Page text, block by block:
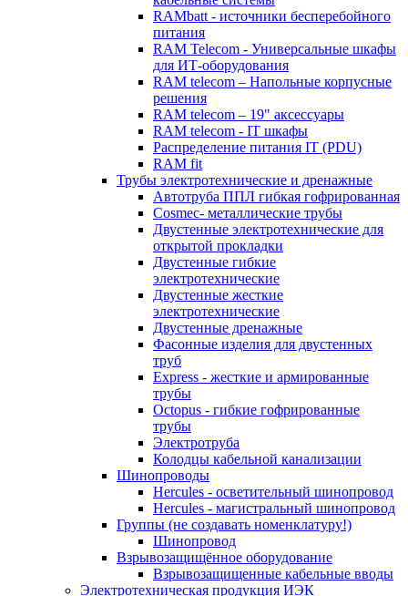
RAMbatt - источники бесперебойного
питания
RAM Telecom - Универсальные шкафы
для ИТ-оборудования
RAM telecom – Напольные корпусные
решения
RAM telecom – 19" аксессуары
RAM telecom - IT шкафы
Распределение питания IT (PDU)
RAM fit
Трубы электротехнические и дренажные
Автотруба ППЛ гибкая гофрированная
Cosmec- металлические трубы
Двустенные электротехнические для
открытой прокладки
Двустенные гибкие
электротехнические
Двустенные жесткие
электротехнические
Двустенные дренажные
Фасонные изделия для двустенных
труб
Express - жесткие и армированные
трубы
Octopus - гибкие гофрированные
трубы
Электротруба
Колодцы кабельной канализации
Шинопроводы
Hercules - осветительный шинопровод
Hercules - магистральный шинопровод
Группы (не создавать номенклатуру!)
Шинопровод
Взрывозащищённое оборудование
Взрывозащищенные кабельные вводы
Электротехническая продукция ИЭК